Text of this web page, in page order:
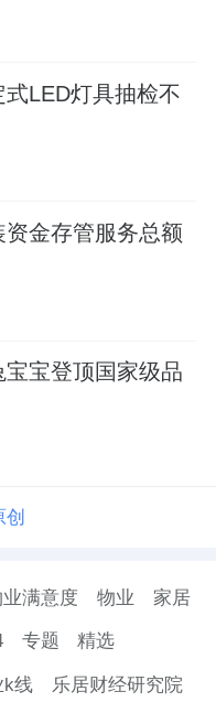
LED灯具抽检不
金存管服务总额
宝登顶国家级品
满意度 物业 家居
专题 精选
k线 乐居财经研究院